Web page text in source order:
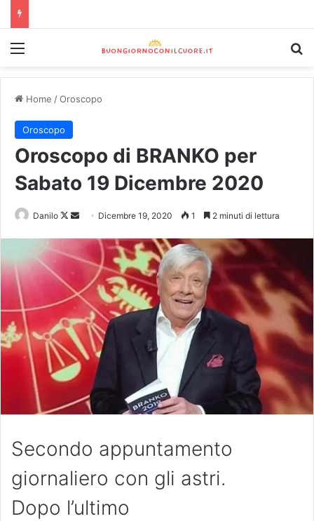
Home /Oroscopo
Oroscopo
Oroscopo di BRANKO per
Sabato 19 Dicembre 2020
Danilo Dicembre 19, 2020 1 2 minuti di lettura
Secondo appuntamento
giornaliero con gli astri.
Dopo l’ultimo